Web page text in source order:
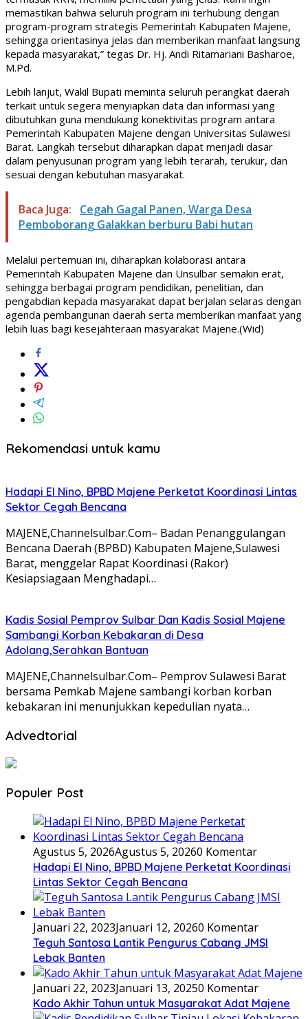
memastikan bahwa seluruh program ini terhubung dengan
program-program strategis Pemerintah Kabupaten Majene,
sehingga orientasinya jelas dan memberikan manfaat langsung
kepada masyarakat,” tegas Dr. Hj. Andi Ritamariani Basharoe,
M.Pd.
Lebih lanjut, Wakil Bupati meminta seluruh perangkat daerah
terkait untuk segera menyiapkan data dan informasi yang
dibutuhkan guna mendukung konektivitas program antara
Pemerintah Kabupaten Majene dengan Universitas Sulawesi
Barat. Langkah tersebut diharapkan dapat menjadi dasar
dalam penyusunan program yang lebih terarah, terukur, dan
sesuai dengan kebutuhan masyarakat.
Baca Juga:
Cegah Gagal Panen, Warga Desa
Pemboborang Galakkan berburu Babi hutan
Melalui pertemuan ini, diharapkan kolaborasi antara
Pemerintah Kabupaten Majene dan Unsulbar semakin erat,
sehingga berbagai program pendidikan, penelitian, dan
pengabdian kepada masyarakat dapat berjalan selaras dengan
agenda pembangunan daerah serta memberikan manfaat yang
lebih luas bagi kesejahteraan masyarakat Majene.(Wid)
Rekomendasi untuk kamu
Hadapi El Nino, BPBD Majene Perketat Koordinasi Lintas
Sektor Cegah Bencana
MAJENE,Channelsulbar.Com– Badan Penanggulangan
Bencana Daerah (BPBD) Kabupaten Majene,Sulawesi
Barat, menggelar Rapat Koordinasi (Rakor)
Kesiapsiagaan Menghadapi…
Kadis Sosial Pemprov Sulbar Dan Kadis Sosial Majene
Sambangi Korban Kebakaran di Desa
Adolang,Serahkan Bantuan
MAJENE,Channelsulbar.Com– Pemprov Sulawesi Barat
bersama Pemkab Majene sambangi korban korban
kebakaran ini menunjukkan kepedulian nyata…
Advedtorial
Populer Post
Agustus 5, 2026Agustus 5, 20260 Komentar
Hadapi El Nino, BPBD Majene Perketat Koordinasi
Lintas Sektor Cegah Bencana
Januari 22, 2023Januari 12, 20260 Komentar
Teguh Santosa Lantik Pengurus Cabang JMSI
Lebak Banten
Januari 22, 2023Januari 13, 20250 Komentar
Kado Akhir Tahun untuk Masyarakat Adat Majene